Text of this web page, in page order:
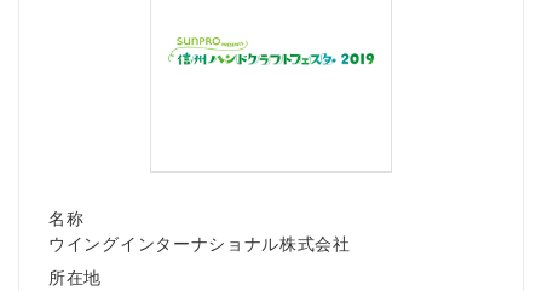
名称
ウイングインターナショナル株式会社
所在地